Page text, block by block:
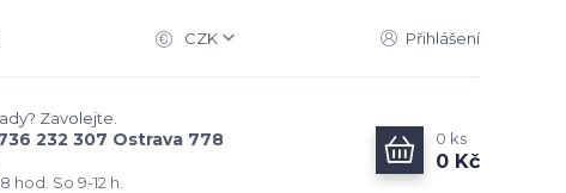
CZK Přihlášení
Zavolejte.
232 307 Ostrava 778
hod. So 9-12 h.
0 ks
0 Kč